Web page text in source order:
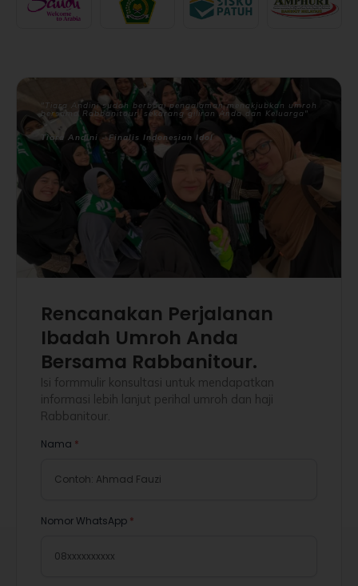
"Tiara Andini sudah berbagi pengalaman menakjubkan umroh
bersama Rabbanitour, sekarang giliran Anda dan Keluarga"
Tiara Andini - Finalis Indonesian Idol
Rencanakan Perjalanan
Ibadah Umroh Anda
Bersama Rabbanitour.
Isi formmulir konsultasi untuk mendapatkan
informasi lebih lanjut perihal umroh dan haji
Rabbanitour.
Nama *
Nomor WhatsApp *